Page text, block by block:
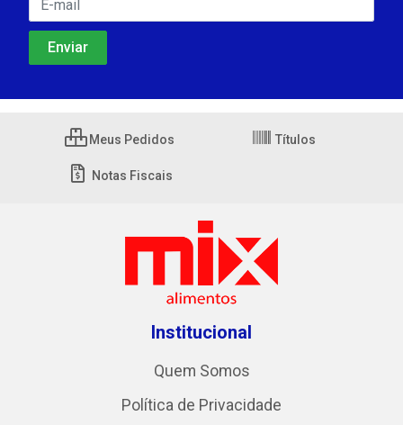
Meus Pedidos Títulos
Notas Fiscais
Institucional
Quem Somos
Política de Privacidade